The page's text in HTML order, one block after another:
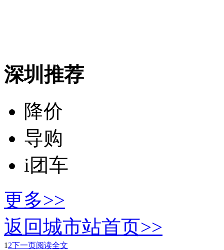
深圳推荐
降价
导购
i团车
更多>>
返回城市站首页>>
1 2下一页阅读全文